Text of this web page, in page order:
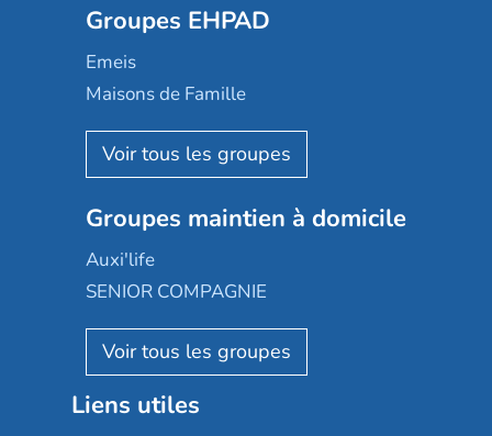
Mobicap
Domusvi
Happy Senior
Aquarelia
Nexity edenea
Les jardins d'Arcadie
Occitalia
Appartseniors
Reseda
Stella management
Les villages d'or
Groupes EHPAD
Emeis
Maisons de Famille
Korian
Emera
Groupe SOS
Le Noble Âge
Almage
Résidalya
Groupe aplus
Groupes maintien à domicile
Auxi'life
SENIOR COMPAGNIE
AGE D'OR Services
Liens utiles